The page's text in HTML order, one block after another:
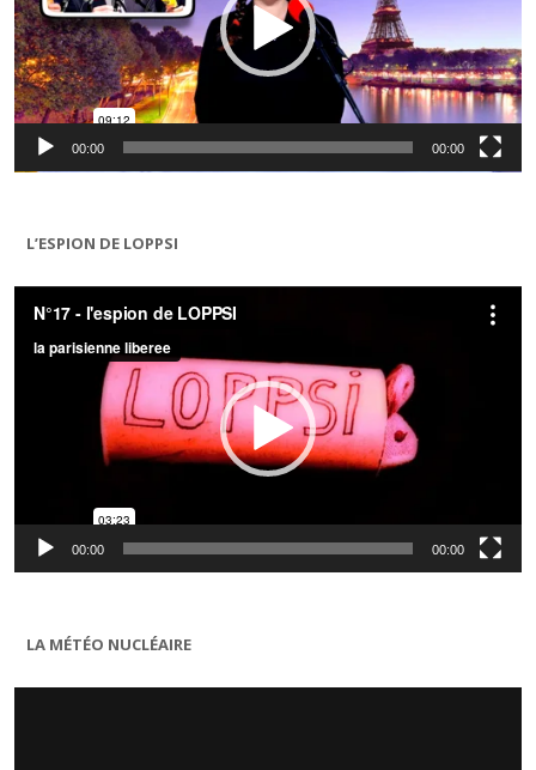
00:00 00:00
L’ESPION DE LOPPSI
Lecteur
vidéo
00:00 00:00
LA MÉTÉO NUCLÉAIRE
Lecteur